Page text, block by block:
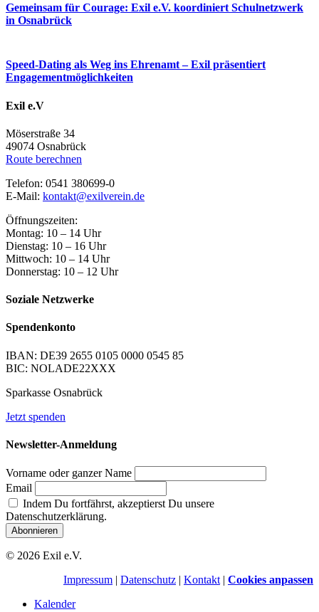
Gemeinsam für Courage: Exil e.V. koordiniert Schulnetzwerk
in Osnabrück
Speed-Dating als Weg ins Ehrenamt – Exil präsentiert
Engagementmöglichkeiten
Exil e.V
Möserstraße 34
49074 Osnabrück
Route berechnen
Telefon: 0541 380699-0
E-Mail: kontakt@exilverein.de
Öffnungszeiten:
Montag: 10 – 14 Uhr
Dienstag: 10 – 16 Uhr
Mittwoch: 10 – 14 Uhr
Donnerstag: 10 – 12 Uhr
Soziale Netzwerke
Spendenkonto
IBAN: DE39 2655 0105 0000 0545 85
BIC: NOLADE22XXX
Sparkasse Osnabrück
Jetzt spenden
Newsletter-Anmeldung
Vorname oder ganzer Name
Email
Indem Du fortfährst, akzeptierst Du unsere
Datenschutzerklärung.
© 2026 Exil e.V.
Impressum | Datenschutz | Kontakt | Cookies anpassen
Kalender